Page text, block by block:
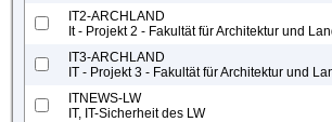
IT2-ARCHLAND
It - Projekt 2 - Fakultät für Architektur und
IT3-ARCHLAND
IT - Projekt 3 - Fakultät für Architektur und
ITNEWS-LW
IT, IT-Sicherheit des LW